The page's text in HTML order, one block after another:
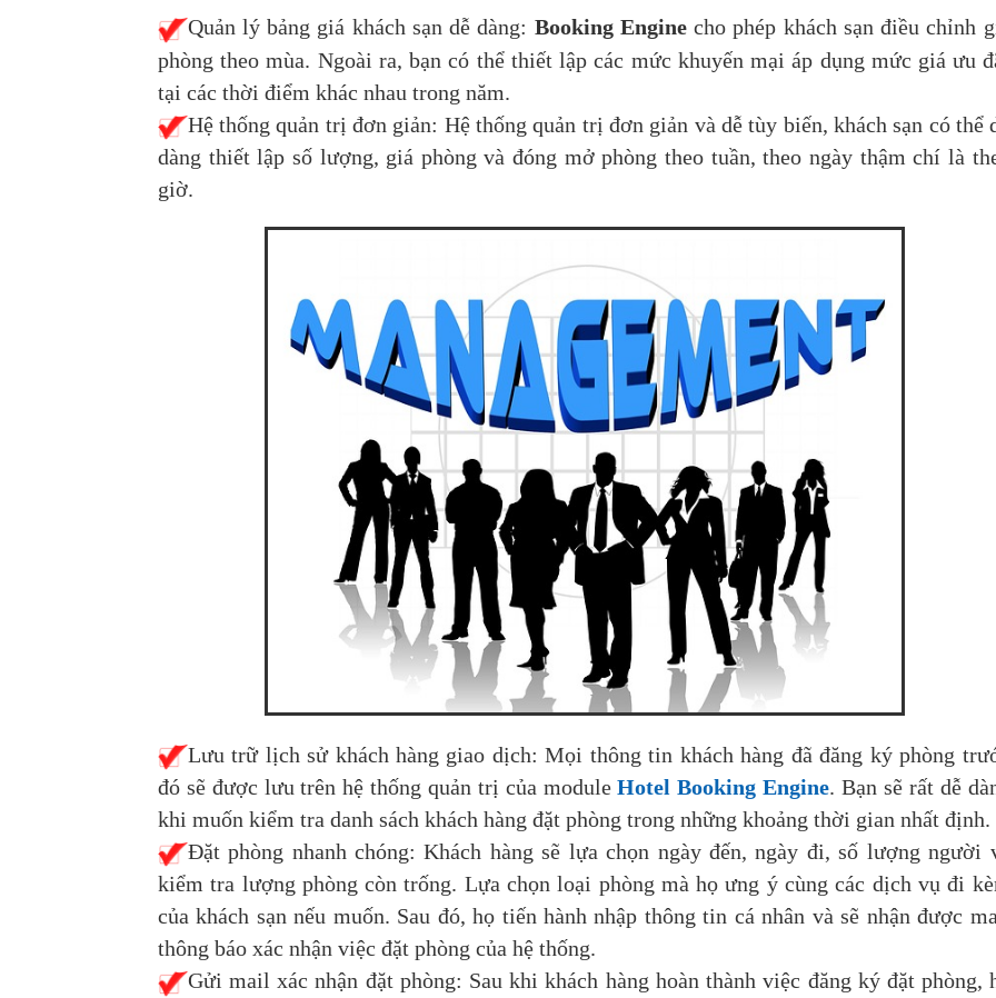
Quản lý bảng giá khách sạn dễ dàng: Booking Enginecho phép khách sạn điều chỉnh
phòng theo mùa. Ngoài ra, bạn có thể thiết lập các mức khuyến mại áp dụng mức giá ưu
tại các thời điểm khác nhau trong năm.
Hệ thống quản trị đơn giản: Hệ thống quản trị đơn giản và dễ tùy biến, khách sạn có thể
dàng thiết lập số lượng, giá phòng và đóng mở phòng theo tuần, theo ngày thậm chí là
giờ.
Lưu trữ lịch sử khách hàng giao dịch: Mọi thông tin khách hàng đã đăng ký phòng
đó sẽ được lưu trên hệ thống quản trị của moduleHotel Booking Engine. Bạn sẽ rất dễ
khi muốn kiểm tra danh sách khách hàng đặt phòng trong những khoảng thời gian nhất định.
Đặt phòng nhanh chóng: Khách hàng sẽ lựa chọn ngày đến, ngày đi, số lượng người
kiểm tra lượng phòng còn trống. Lựa chọn loại phòng mà họ ưng ý cùng các dịch vụ đi
của khách sạn nếu muốn. Sau đó, họ tiến hành nhập thông tin cá nhân và sẽ nhận được
thông báo xác nhận việc đặt phòng của hệ thống.
Gửi mail xác nhận đặt phòng: Sau khi khách hàng hoàn thành việc đăng ký đặt phòng,